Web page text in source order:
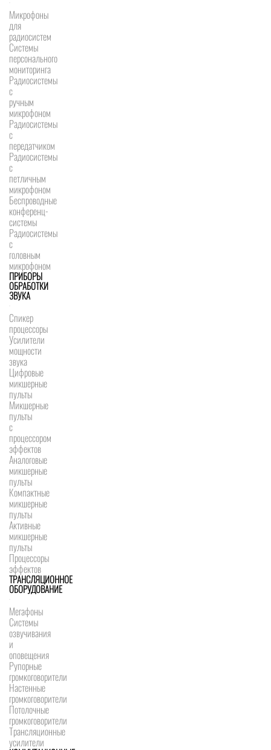
Микрофоны
для
радиосистем
Системы
персонального
мониторинга
Радиосистемы
c
ручным
микрофоном
Радиосистемы
с
передатчиком
Радиосистемы
с
петличным
микрофоном
Беспроводные
конференц-
системы
Радиосистемы
с
головным
микрофоном
ПРИБОРЫ
ОБРАБОТКИ
ЗВУКА
Спикер
процессоры
Усилители
мощности
звука
Цифровые
микшерные
пульты
Микшерные
пульты
с
процессором
эффектов
Аналоговые
микшерные
пульты
Компактные
микшерные
пульты
Активные
микшерные
пульты
Процессоры
эффектов
ТРАНСЛЯЦИОННОЕ
ОБОРУДОВАНИЕ
Мегафоны
Системы
озвучивания
и
оповещения
Рупорные
громкоговорители
Настенные
громкоговорители
Потолочные
громкоговорители
Трансляционные
усилители